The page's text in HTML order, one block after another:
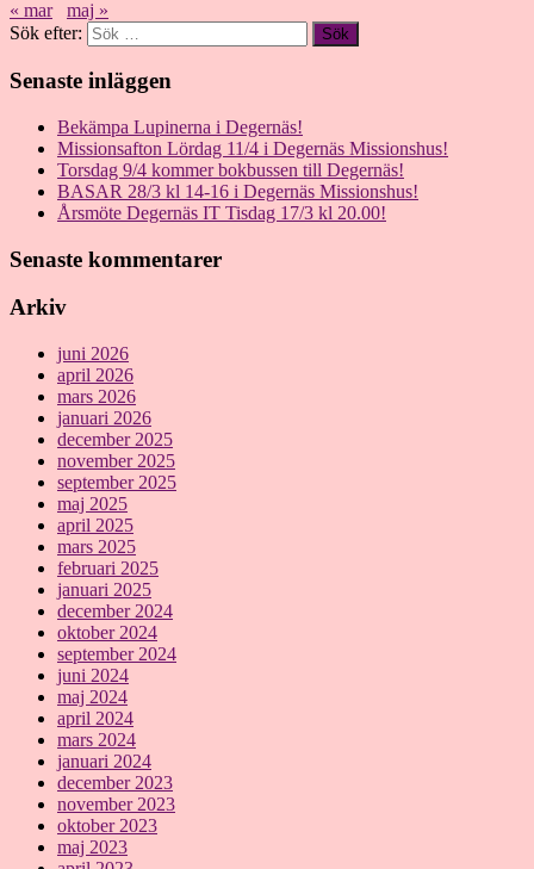
« mar
maj »
Sök efter:
Senaste inläggen
Bekämpa Lupinerna i Degernäs!
Missionsafton Lördag 11/4 i Degernäs Missionshus!
Torsdag 9/4 kommer bokbussen till Degernäs!
BASAR 28/3 kl 14-16 i Degernäs Missionshus!
Årsmöte Degernäs IT Tisdag 17/3 kl 20.00!
Senaste kommentarer
Arkiv
juni 2026
april 2026
mars 2026
januari 2026
december 2025
november 2025
september 2025
maj 2025
april 2025
mars 2025
februari 2025
januari 2025
december 2024
oktober 2024
september 2024
juni 2024
maj 2024
april 2024
mars 2024
januari 2024
december 2023
november 2023
oktober 2023
maj 2023